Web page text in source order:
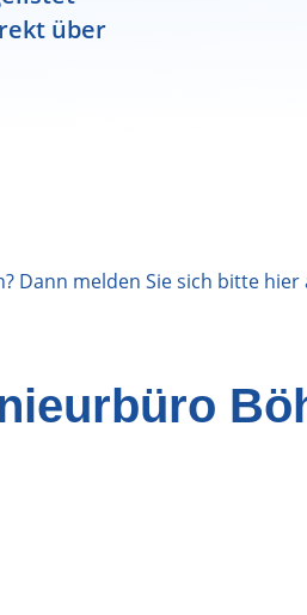
über
Dann melden Sie sich bitte hier